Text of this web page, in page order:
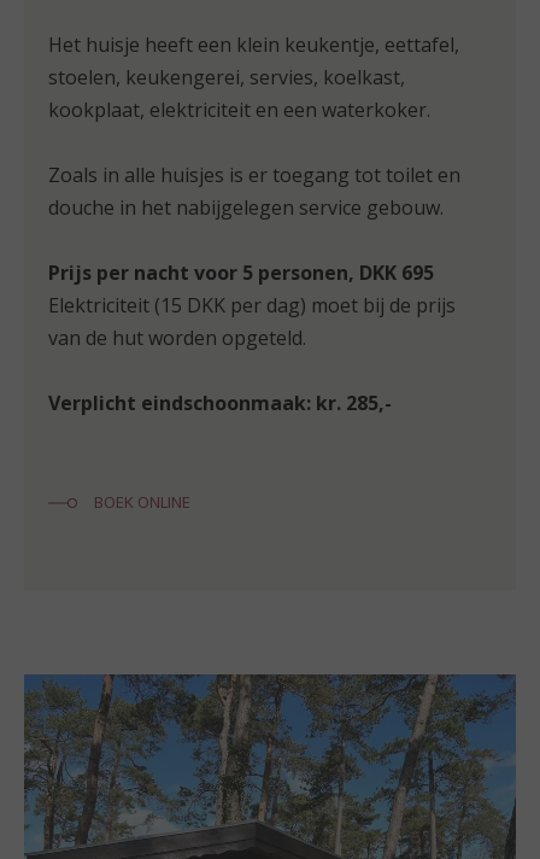
Het huisje heeft een klein keukentje, eettafel,
stoelen, keukengerei, servies, koelkast,
kookplaat, elektriciteit en een waterkoker.
Zoals in alle huisjes is er toegang tot toilet en
douche in het nabijgelegen service gebouw.
Prijs per nacht voor 5 personen, DKK 695
Elektriciteit (15 DKK per dag) moet bij de prijs
van de hut worden opgeteld.
Verplicht eindschoonmaak: kr. 285,-
BOEK ONLINE